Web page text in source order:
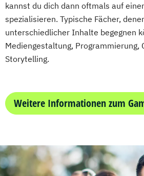
kannst du dich dann oftmals auf
spezialisieren. Typische Fächer,
unterschiedlicher Inhalte begegnen
Mediengestaltung, Programmierung,
Storytelling.
Weitere Informationen zum